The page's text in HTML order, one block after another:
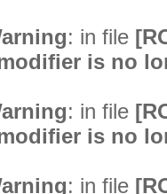
: in file
is no
: in file
is no
: in file